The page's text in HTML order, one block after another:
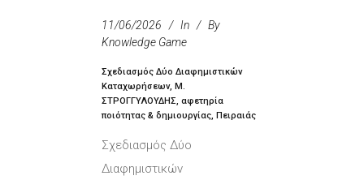
11/06/2026 In
By
Knowledge Game
Σχεδιασμός Δύο Διαφημιστικών
Καταχωρήσεων, Μ.
ΣΤΡΟΓΓΥΛΟΥΔΗΣ, αφετηρία
ποιότητας & δημιουργίας, Πειραιάς
Σχεδιασμός Δύο
Διαφημιστικών